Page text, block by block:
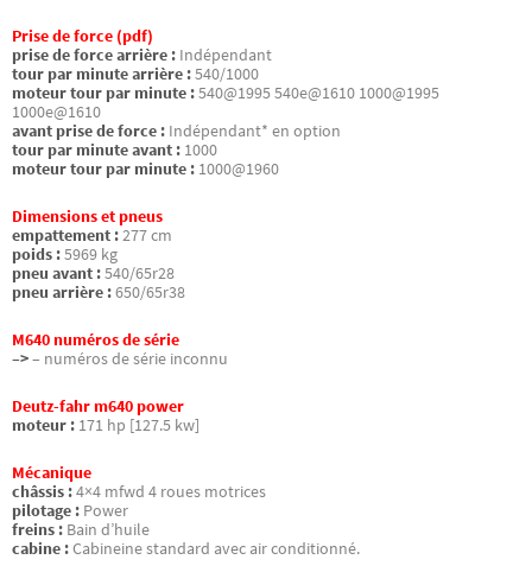
Prise de force (pdf)
prise de force arrière : Indépendant
tour par minute arrière :540/1000
moteur tour par minute :540@1995 540e@1610 1000@1995
1000e@1610
avant prise de force : Indépendant* en option
tour par minute avant : 1000
moteur tour par minute : 1000@1960
Dimensions et pneus
empattement :277 cm
poids :5969 kg
pneu avant :540/65r28
pneu arrière :650/65r38
M640 numéros de série
–>– numéros de série inconnu
Deutz-fahr m640 power
moteur : 171 hp [127.5 kw]
Mécanique
châssis :4×4 mfwd 4 roues motrices
pilotage : Power
freins : Bain d’huile
cabine :Cabineine standard avec air conditionné.